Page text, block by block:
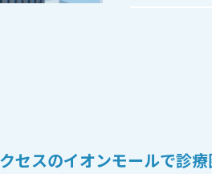
セスのイオンモールで診療